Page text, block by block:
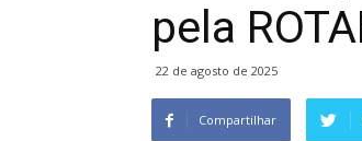
pela
22 de agosto de 2025
Compartilhar